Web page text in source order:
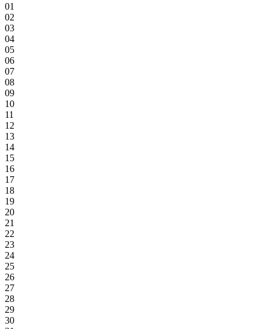
01
02
03
04
05
06
07
08
09
10
11
12
13
14
15
16
17
18
19
20
21
22
23
24
25
26
27
28
29
30